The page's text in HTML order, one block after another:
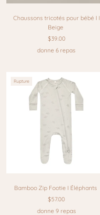
Chaussons tricotés pour bébé I I
Beige
$39.00
donne 6 repas
Rupture
Bamboo Zip Footie I Éléphants
$57.00
donne 9 repas